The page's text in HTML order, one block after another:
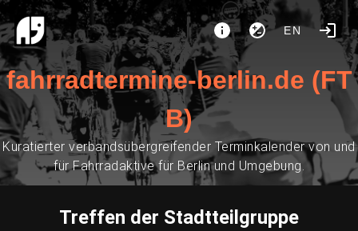
EN
fahrradtermine-berlin.de (FT
B)
Kuratierter verbandsübergreifender Terminkalender von und
für Fahrradaktive für Berlin und Umgebung.
Treffen der Stadtteilgruppe